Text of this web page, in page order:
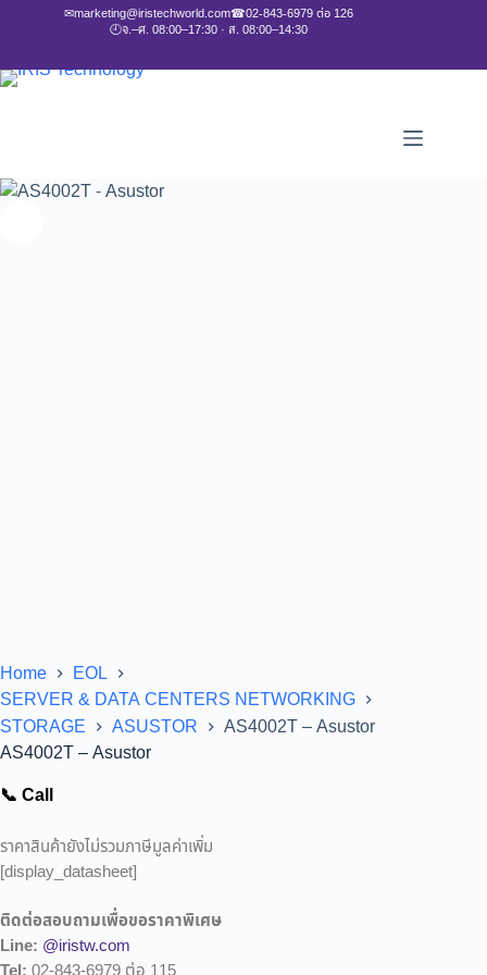
✉marketing@iristechworld.com☎02-843-6979 ต่อ 126
🕘จ.–ศ. 08:00–17:30 · ส. 08:00–14:30
Home
EOL
SERVER & DATA CENTERS NETWORKING
STORAGE
ASUSTOR
AS4002T – Asustor
AS4002T – Asustor
📞 Call
ราคาสินค้ายังไม่รวมภาษีมูลค่าเพิ่ม
[display_datasheet]
ติดต่อสอบถามเพื่อขอราคาพิเศษ
Line: @iristw.com